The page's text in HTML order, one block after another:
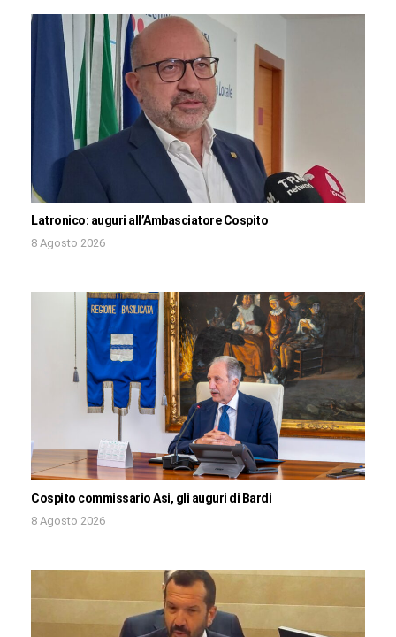
Latronico: auguri all’Ambasciatore Cospito
8 Agosto 2026
Cospito commissario Asi, gli auguri di Bardi
8 Agosto 2026